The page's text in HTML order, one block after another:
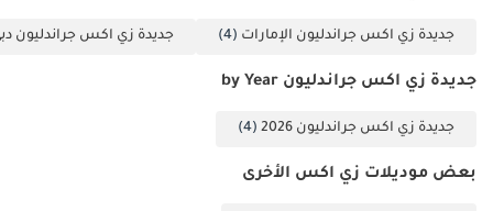
جديدة زي اكس جراندليون الإمارات (4) جديدة زي اكس جراندليون
جديدة زي اكس جراندليون by Year
جديدة زي اكس جراندليون 2026 (4)
بعض موديلات زي اكس الأخرى